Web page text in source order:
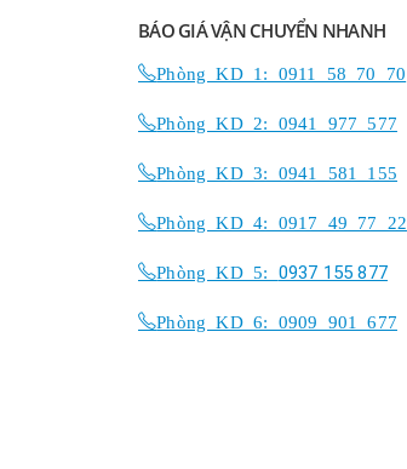
BÁO GIÁ VẬN CHUYỂN NHANH
Phòng KD 1: 0911 58 70 70
Phòng KD 2: 0941 977 577
Phòng KD 3: 0941 581 155
Phòng KD 4: 0917 49 77 22
Phòng KD 5: 0937 155 877
Phòng KD 6: 0909 901 677